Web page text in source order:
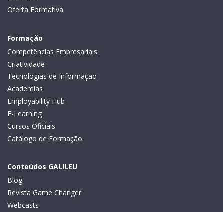
Oferta Formativa
Formação
Competências Empresariais
Criatividade
Tecnologias de Informação
Academias
Employability Hub
E-Learning
Cursos Oficiais
Catálogo de Formação
Conteúdos GALILEU
Blog
Revista Game Changer
Webcasts